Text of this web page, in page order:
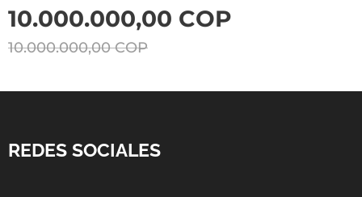
10.000.000,00 COP
10.000.000,00COP
REDES SOCIALES